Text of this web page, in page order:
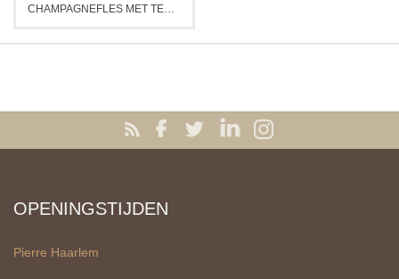
CHAMPAGNEFLES MET TEKST
OPENINGSTIJDEN
Pierre Haarlem